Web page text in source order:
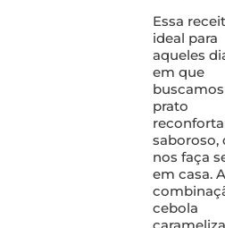
Essa
ideal para
aqueles
em que
prato
saboroso,
nos faça
em casa. A
cebola